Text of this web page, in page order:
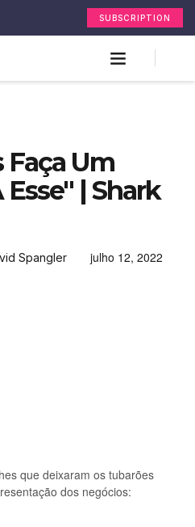
SUBSCRIPTION
Faça Um
| Shark
Spangler julho 12, 2022
que deixaram os tubarões
dos negócios: